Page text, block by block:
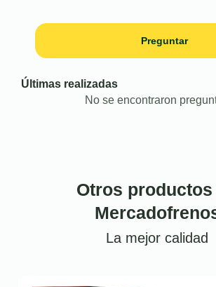
Preguntar
Últimas realizadas
No se encontraron
Otros productos
La mejor calidad